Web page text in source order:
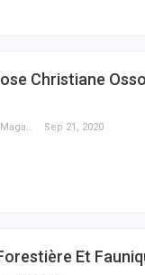
Christiane
Guy Germain Maganga Nziengui Sep 21, 2020
Et